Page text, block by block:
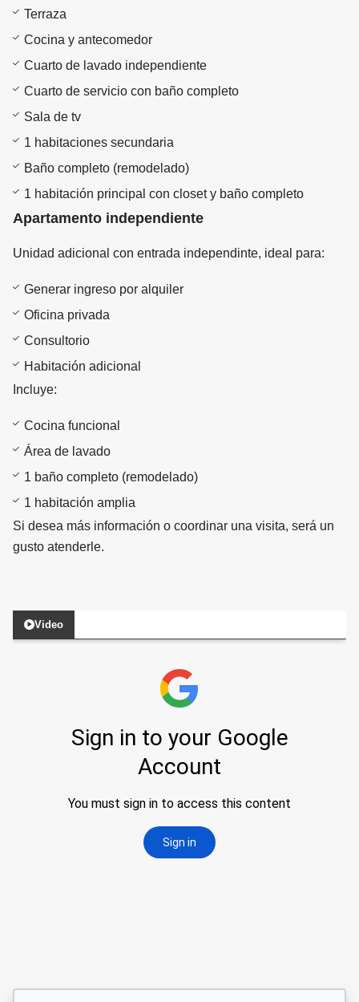
Terraza
Cocina y antecomedor
Cuarto de lavado independiente
Cuarto de servicio con baño completo
Sala de tv
1 habitaciones secundaria
Baño completo (remodelado)
1 habitación principal con closet y baño completo
Apartamento independiente
Unidad adicional con entrada independinte, ideal para:
Generar ingreso por alquiler
Oficina privada
Consultorio
Habitación adicional
Incluye:
Cocina funcional
Área de lavado
1 baño completo (remodelado)
1 habitación amplia
Si desea más información o coordinar una visita, será un
gusto atenderle.
Video